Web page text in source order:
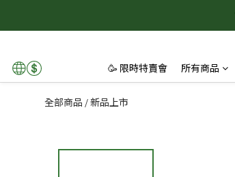
🥳 限時特賣會
所有商品
全部商品 /新品上市